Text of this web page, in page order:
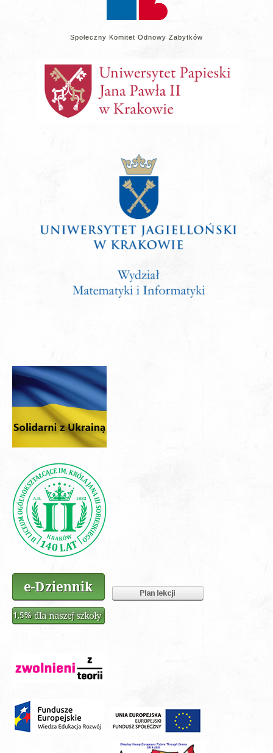
Społeczny Komitet Odnowy Zabytków